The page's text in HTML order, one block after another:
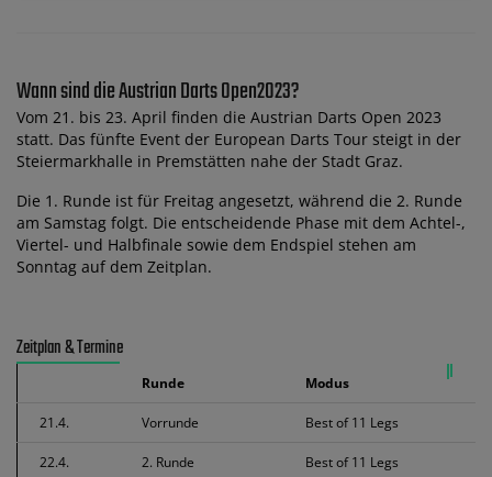
Wann sind die Austrian Darts Open2023?
Vom 21. bis 23. April finden die Austrian Darts Open 2023
statt. Das fünfte Event der European Darts Tour steigt in der
Steiermarkhalle in Premstätten nahe der Stadt Graz.
Die 1. Runde ist für Freitag angesetzt, während die 2. Runde
am Samstag folgt. Die entscheidende Phase mit dem Achtel-,
Viertel- und Halbfinale sowie dem Endspiel stehen am
Sonntag auf dem Zeitplan.
Zeitplan & Termine
Runde Modus
21.4. Vorrunde Best of 11 Legs
22.4. 2. Runde Best of 11 Legs